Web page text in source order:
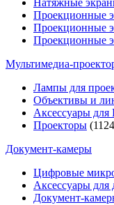
Натяжные
Проекционные
Проекционные
Проекционные
Мультимедиa-
Лампы для
Объективы и
Аксессуары для
Проекторы
Документ-камеры
Цифровые
Аксессуары для
Документ-